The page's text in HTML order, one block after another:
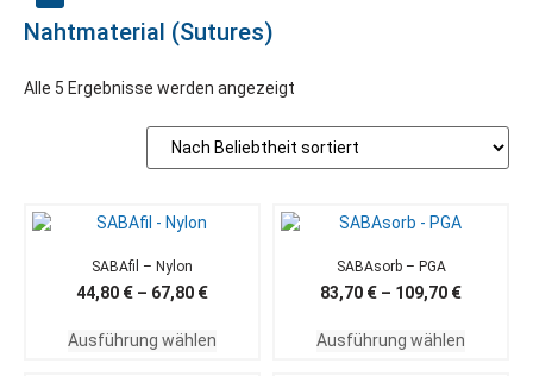
Nahtmaterial (Sutures)
Alle 5 Ergebnisse werden angezeigt
SABAfil – Nylon
44,80 € – 67,80 €
Ausführung wählen
SABAsorb – PGA
83,70 € – 109,70 €
Ausführung wählen